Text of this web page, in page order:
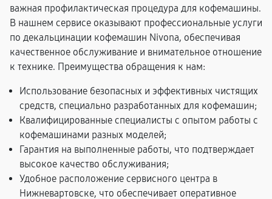
важная профилактическая процедура для кофемашины.
В нашнем сервисе оказывают профессиональные услуги
по декальцинации кофемашин Nivona, обеспечивая
качественное обслуживание и внимательное отношение
к технике. Преимущества обращения к нам:
Использование безопасных и эффективных чистящих
средств, специально разработанных для кофемашин;
Квалифицированные специалисты с опытом работы с
кофемашинами разных моделей;
Гарантия на выполненные работы, что подтверждает
высокое качество обслуживания;
Удобное расположение сервисного центра в
Нижневартовске, что обеспечивает оперативное